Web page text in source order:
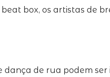
box, os artistas de
de rua podem